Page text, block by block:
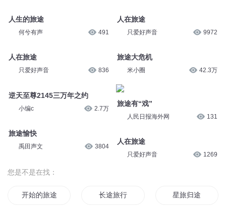
人生的旅途
何兮有声 491
人在旅途
只爱好声音 836
逆天至尊2145三万年之约
小编c 2.7万
旅途愉快
禹田声文 3804
人在旅途
只爱好声音 9972
旅途大危机
米小圈 42.3万
旅途有“戏”
人民日报海外网 131
人在旅途
只爱好声音 1269
您是不是在找：
开始的旅途 长途旅行 星旅归途